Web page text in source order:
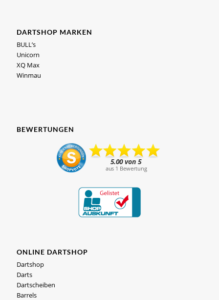
DARTSHOP MARKEN
BULL’s
Unicorn
XQ Max
Winmau
BEWERTUNGEN
ONLINE DARTSHOP
Dartshop
Darts
Dartscheiben
Barrels